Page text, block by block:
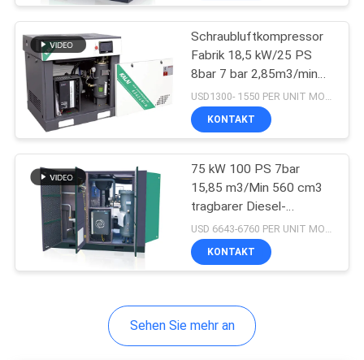
PRIVACY
POLICY
Schraubluftkompressor
Fabrik 18,5 kW/25 PS
8bar 7 bar 2,85m3/min
Industrie
USD1300- 1550 PER UNIT MOQ:1
KONTAKT
75 kW 100 PS 7bar
15,85 m3/Min 560 cm3
tragbarer Diesel-
Schraubluftkompressor
KONTAKT
Sehen Sie mehr an